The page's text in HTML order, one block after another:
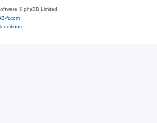
© phpBB Limited
fr.com